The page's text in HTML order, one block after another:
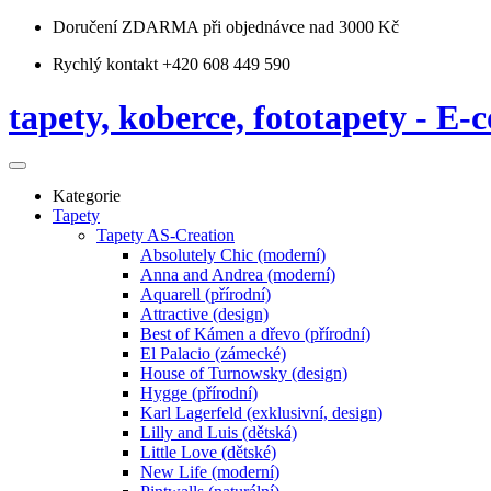
Doručení ZDARMA při objednávce nad 3000 Kč
Rychlý kontakt +420 608 449 590
tapety, koberce, fototapety - E-
Kategorie
Tapety
Tapety AS-Creation
Absolutely Chic (moderní)
Anna and Andrea (moderní)
Aquarell (přírodní)
Attractive (design)
Best of Kámen a dřevo (přírodní)
El Palacio (zámecké)
House of Turnowsky (design)
Hygge (přírodní)
Karl Lagerfeld (exklusivní, design)
Lilly and Luis (dětská)
Little Love (dětské)
New Life (moderní)